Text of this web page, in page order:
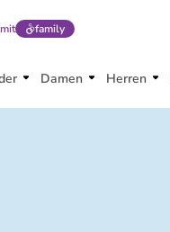
family
Damen Herren